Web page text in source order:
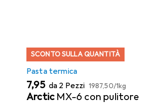
SCONTO SULLA QUANTITÀ
Pasta termica
EUR
7,95 da 2 Pezzi EUR
1987,50/1kg
Arctic MX-6 con pulitore